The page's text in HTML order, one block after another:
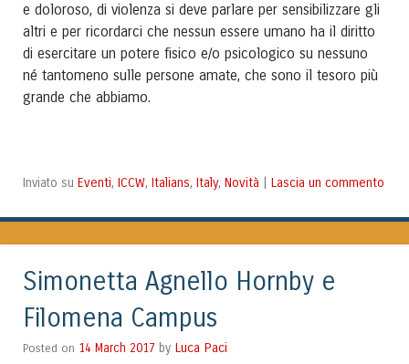
e doloroso, di violenza si deve parlare per sensibilizzare gli
altri e per ricordarci che nessun essere umano ha il diritto
di esercitare un potere fisico e/o psicologico su nessuno
né tantomeno sulle persone amate, che sono il tesoro più
grande che abbiamo.
Inviato su Eventi, ICCW, Italians, Italy, Novità Lascia un commento
Simonetta Agnello Hornby e
Filomena Campus
Posted on 14 March 2017 by Luca Paci